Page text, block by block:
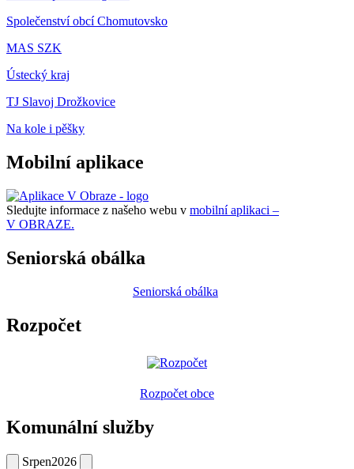
Společenství obcí Chomutovsko
MAS SZK
Ústecký kraj
TJ Slavoj Drožkovice
Na kole i pěšky
Mobilní aplikace
Sledujte informace z našeho webu v mobilní aplikaci –
V OBRAZE.
Seniorská obálka
Seniorská obálka
Rozpočet
Rozpočet obce
Komunální služby
Srpen2026